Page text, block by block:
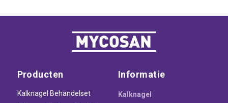
Producten
Kalknagel Behandelset
Informatie
Kalknagel